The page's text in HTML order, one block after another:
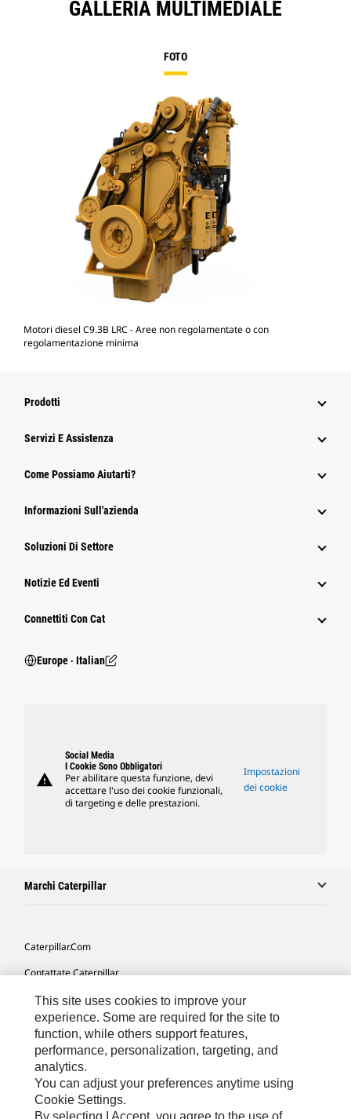
GALLERIA MULTIMEDIALE
FOTO
Motori diesel C9.3B LRC - Aree non regolamentate o con
regolamentazione minima
Prodotti
Servizi E Assistenza
Come Possiamo Aiutarti?
Informazioni Sull'azienda
Soluzioni Di Settore
Notizie Ed Eventi
Connettiti Con Cat
Europe ‧ Italian
warning
Social Media
I Cookie Sono Obbligatori
Per abilitare questa funzione, devi
accettare l'uso dei cookie funzionali,
di targeting e delle prestazioni.
Impostazioni
dei cookie
Marchi Caterpillar
Caterpillar.com
Contattate Caterpillar
Le Mie Preferenze Di Marketing
Mappa Del Sito
Cookie Settings
Informazioni Legali
Tutela Della Privacy
This site uses cookies to improve your
experience. Some are required for the site to
function, while others support features,
performance, personalization, targeting, and
analytics.
You can adjust your preferences anytime using
Cookie Settings.
By selecting I Accept, you agree to the use of